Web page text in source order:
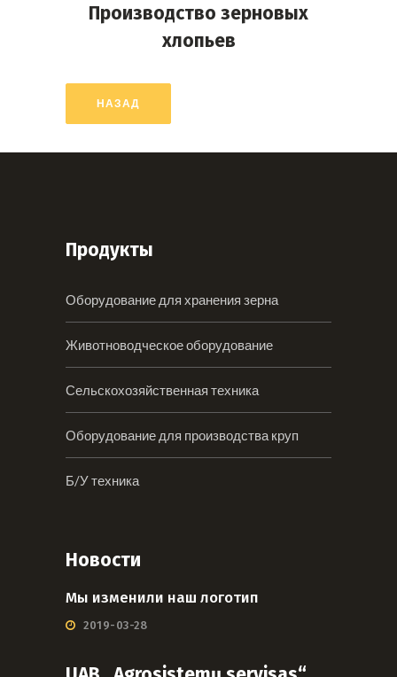
Производство зерновых
хлопьев
НАЗАД
Продукты
Оборудование для хранения зерна
Животноводческое оборудование
Сельскохозяйственная техника
Оборудование для производства круп
Б/У техника
Новости
Мы изменили наш логотип
2019-03-28